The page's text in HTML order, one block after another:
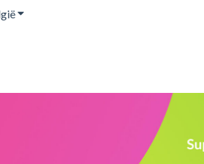
Submenu tonen voor vertalingen